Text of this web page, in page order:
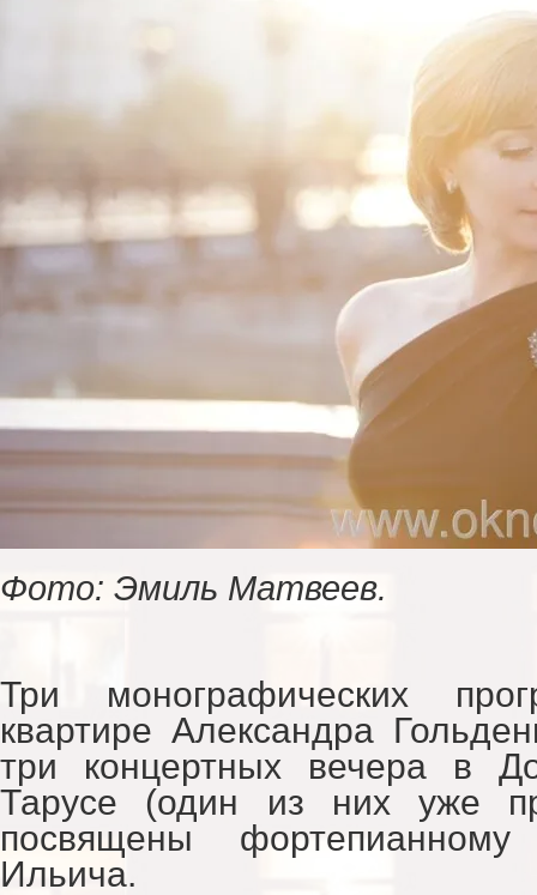
Фото: Эмиль Матвеев.
Три монографических
квартире Александра
три концертных вечера в
Тарусе (один из них уже
посвящены
Ильича.